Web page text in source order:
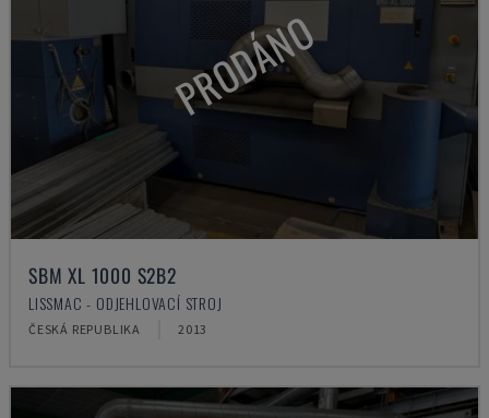
PRODÁNO
SBM XL 1000 S2B2
LISSMAC - ODJEHLOVACÍ STROJ
ČESKÁ REPUBLIKA 2013